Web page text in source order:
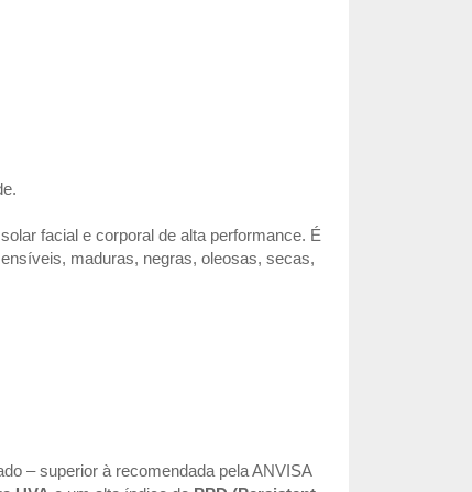
facial e corporal de alta performance. É
maduras, negras, oleosas, secas,
– superior à recomendada pela ANVISA